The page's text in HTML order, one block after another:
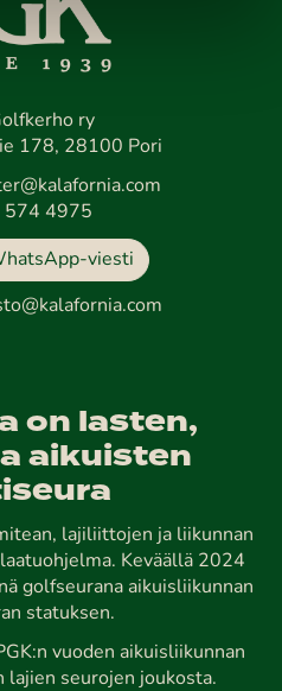
ry
178, 28100 Pori
574 4975
viesti
on lasten,
aikuisten
lajiliittojen ja liikunnan
Keväällä 2024
golfseurana aikuisliikunnan
statuksen.
vuoden aikuisliikunnan
lajien seurojen joukosta.